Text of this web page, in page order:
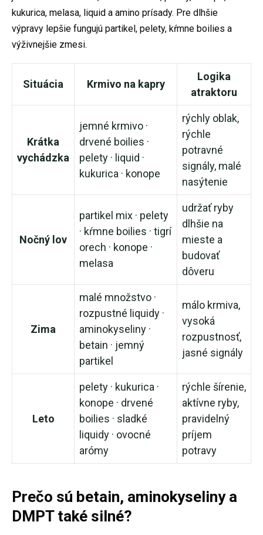
kukurica, melasa, liquid a amino prísady. Pre dlhšie
výpravy lepšie fungujú partikel, pelety, kŕmne boilies a
výživnejšie zmesi.
Situácia Krmivo na kapry
Logika
atraktoru
Krátka
vychádzka
jemné krmivo ·
drvené boilies ·
pelety · liquid ·
kukurica · konope
rýchly oblak,
rýchle
potravné
signály, malé
nasýtenie
Nočný lov
partikel mix · pelety
· kŕmne boilies · tigrí
orech · konope ·
melasa
udržať ryby
dlhšie na
mieste a
budovať
dôveru
Zima
malé množstvo ·
rozpustné liquidy ·
aminokyseliny ·
betain · jemný
partikel
málo krmiva,
vysoká
rozpustnosť,
jasné signály
Leto
pelety · kukurica ·
konope · drvené
boilies · sladké
liquidy · ovocné
arómy
rýchle šírenie,
aktívne ryby,
pravidelný
príjem
potravy
Prečo sú betain, aminokyseliny a
DMPT také silné?